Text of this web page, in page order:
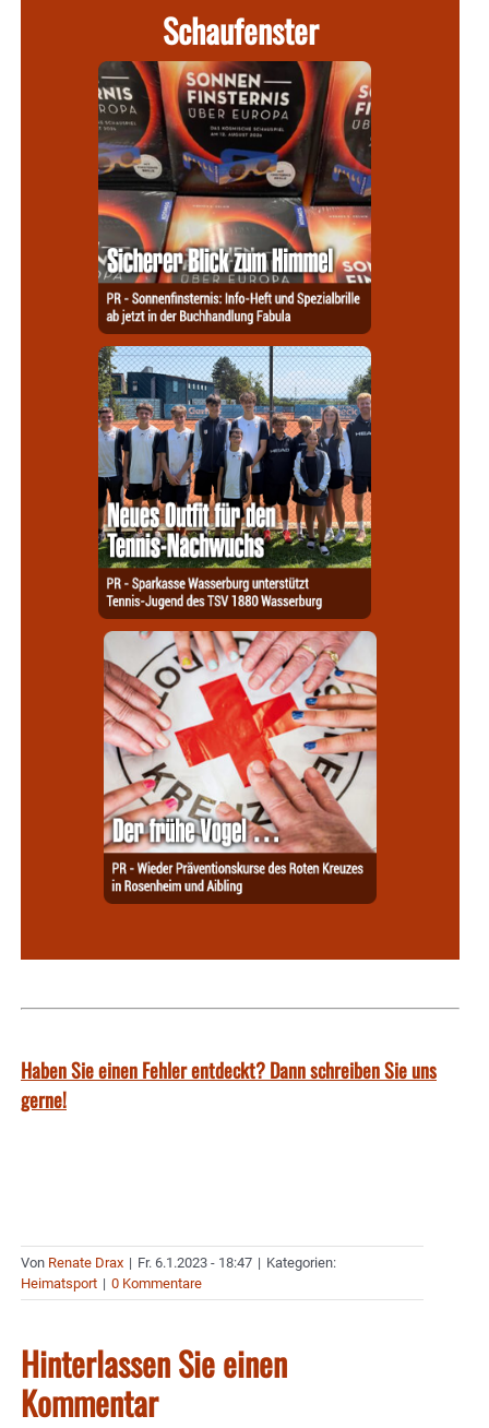
Schaufenster
Haben Sie einen Fehler entdeckt? Dann schreiben Sie uns
gerne!
Von Renate Drax | Fr. 6.1.2023 - 18:47 | Kategorien:
Heimatsport | 0 Kommentare
Hinterlassen Sie einen
Kommentar